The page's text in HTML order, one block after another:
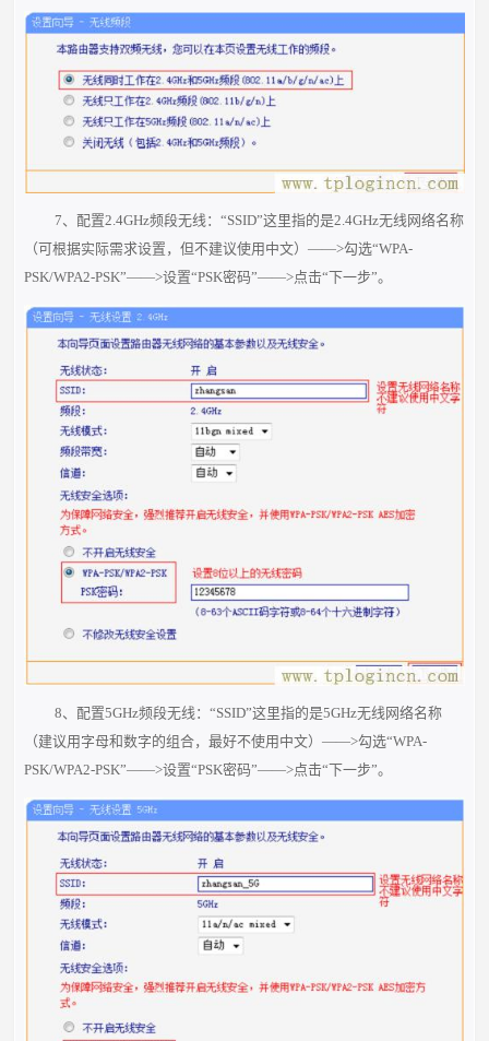
7、配置2.4GHz频段无线：“SSID”这里指的是2.4GHz无线网络名称
（可根据实际需求设置，但不建议使用中文）——>勾选“WPA-
PSK/WPA2-PSK”——>设置“PSK密码”——>点击“下一步”。
8、配置5GHz频段无线：“SSID”这里指的是5GHz无线网络名称
（建议用字母和数字的组合，最好不使用中文）——>勾选“WPA-
PSK/WPA2-PSK”——>设置“PSK密码”——>点击“下一步”。